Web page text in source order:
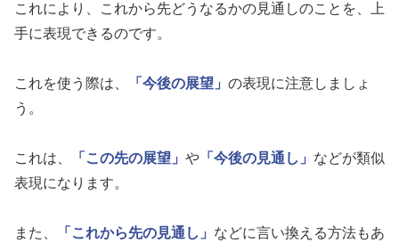
これにより、これから先どうなるかの見通しのことを、上
手に表現できるのです。
これを使う際は、 「今後の展望」 の表現に注意しましょ
う。
これは、 「この先の展望」 や 「今後の見通し」 などが類似
表現になります。
また、 「これから先の見通し」 などに言い換える方法もあ